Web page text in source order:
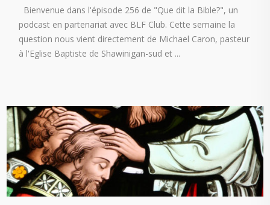
Bienvenue dans l'épisode 256 de "Que dit la Bible?", un
podcast en partenariat avec BLF Club. Cette semaine la
question nous vient directement de Michael Caron, pasteur
à l'Eglise Baptiste de Shawinigan-sud et